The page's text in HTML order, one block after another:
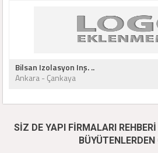
Bilsan Izolasyon Inş. ..
Ankara - Çankaya
SİZ DE YAPI FİRMALARI